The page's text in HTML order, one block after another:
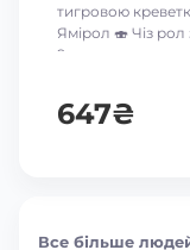
тигровою
Ямірол 🍣 Чіз рол
9-го серпня
647₴
Все більше